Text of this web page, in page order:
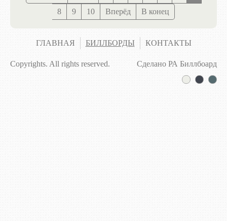
8
9 10 Вперёд В конец
ГЛАВНАЯ БИЛЛБОРДЫ КОНТАКТЫ
Copyrights. All rights reserved. Сделано РА Биллбоард